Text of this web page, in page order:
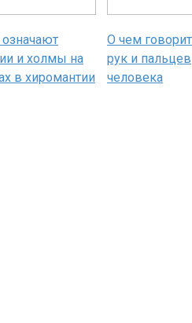
и холмы на
в хиромантии
О чем
рук и пальцев
человека